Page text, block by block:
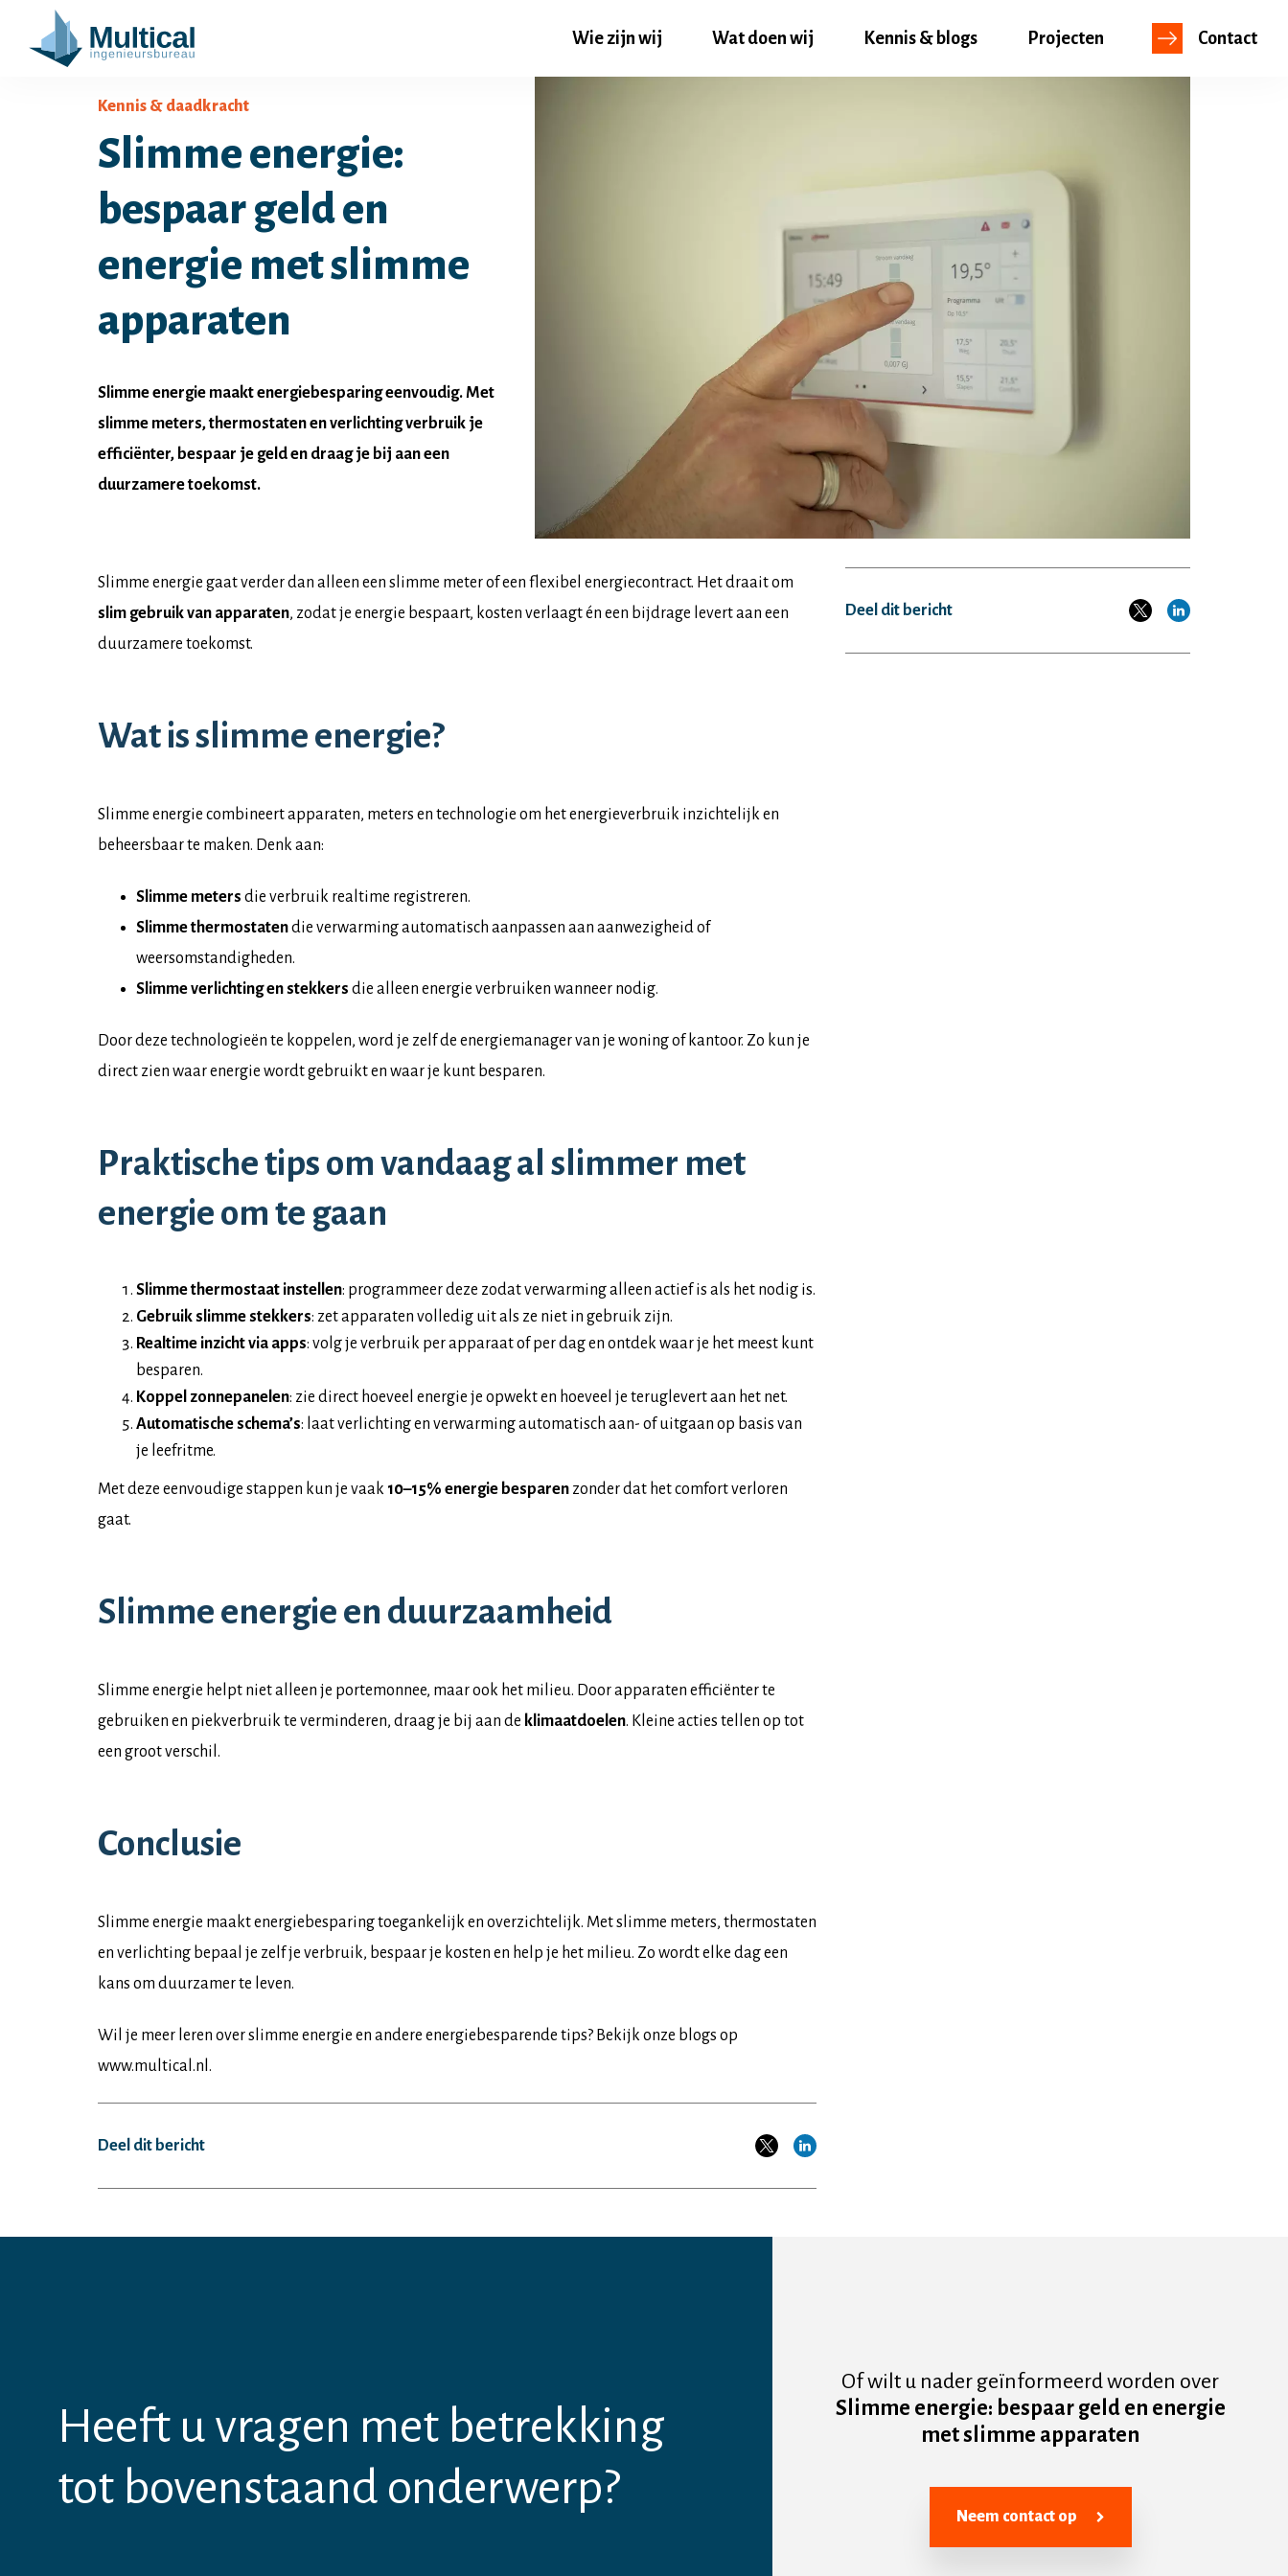
Wie zijn wij Wat doen wij Kennis & blogs Projecten Contact
Kennis & daadkracht
Slimme energie:
bespaar geld en
energie met slimme
apparaten
Slimme energie maakt energiebesparing eenvoudig. Met
slimme meters, thermostaten en verlichting verbruik je
efficiënter, bespaar je geld en draag je bij aan een
duurzamere toekomst.
Slimme energie gaat verder dan alleen een slimme meter of een flexibel energiecontract. Het draait om
slim gebruik van apparaten, zodat je energie bespaart, kosten verlaagt én een bijdrage levert aan een
duurzamere toekomst.
Wat is slimme energie?
Slimme energie combineert apparaten, meters en technologie om het energieverbruik inzichtelijk en
beheersbaar te maken. Denk aan:
Slimme meters die verbruik realtime registreren.
Slimme thermostatendie verwarming automatisch aanpassen aan aanwezigheid of
weersomstandigheden.
Slimme verlichting en stekkers die alleen energie verbruiken wanneer nodig.
Door deze technologieën te koppelen, word je zelf de energiemanager van je woning of kantoor. Zo kun je
direct zien waar energie wordt gebruikt en waar je kunt besparen.
Praktische tips om vandaag al slimmer met
energie om te gaan
Slimme thermostaat instellen: programmeer deze zodat verwarming alleen actief is als het nodig is.
Gebruik slimme stekkers: zet apparaten volledig uit als ze niet in gebruik zijn.
Realtime inzicht via apps: volg je verbruik per apparaat of per dag en ontdek waar je het meest kunt
besparen.
Koppel zonnepanelen: zie direct hoeveel energie je opwekt en hoeveel je teruglevert aan het net.
Automatische schema’s: laat verlichting en verwarming automatisch aan- of uitgaan op basis van
je leefritme.
Met deze eenvoudige stappen kun je vaak 10–15% energie besparen zonder dat het comfort verloren
gaat.
Slimme energie en duurzaamheid
Slimme energie helpt niet alleen je portemonnee, maar ook het milieu. Door apparaten efficiënter te
gebruiken en piekverbruik te verminderen, draag je bij aan de klimaatdoelen. Kleine acties tellen op tot
een groot verschil.
Conclusie
Slimme energie maakt energiebesparing toegankelijk en overzichtelijk. Met slimme meters, thermostaten
en verlichting bepaal je zelf je verbruik, bespaar je kosten en help je het milieu. Zo wordt elke dag een
kans om duurzamer te leven.
Wil je meer leren over slimme energie en andere energiebesparende tips? Bekijk onze blogs op
www.multical.nl.
Deel dit bericht
Deel dit bericht
Heeft u vragen met betrekking
tot bovenstaand onderwerp?
Of wilt u nader geïnformeerd worden over
Slimme energie: bespaar geld en energie
met slimme apparaten
Neem contact op